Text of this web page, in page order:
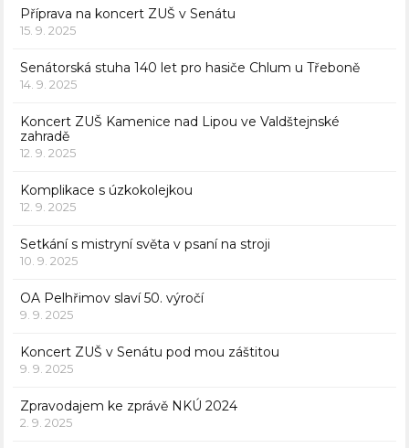
Příprava na koncert ZUŠ v Senátu
15. 9. 2025
Senátorská stuha 140 let pro hasiče Chlum u Třeboně
14. 9. 2025
Koncert ZUŠ Kamenice nad Lipou ve Valdštejnské
zahradě
12. 9. 2025
Komplikace s úzkokolejkou
12. 9. 2025
Setkání s mistryní světa v psaní na stroji
10. 9. 2025
OA Pelhřimov slaví 50. výročí
9. 9. 2025
Koncert ZUŠ v Senátu pod mou záštitou
9. 9. 2025
Zpravodajem ke zprávě NKÚ 2024
2. 9. 2025